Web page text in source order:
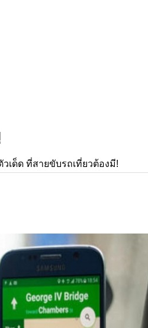
เด็ด ที่สายขับรถเที่ยวต้องมี!